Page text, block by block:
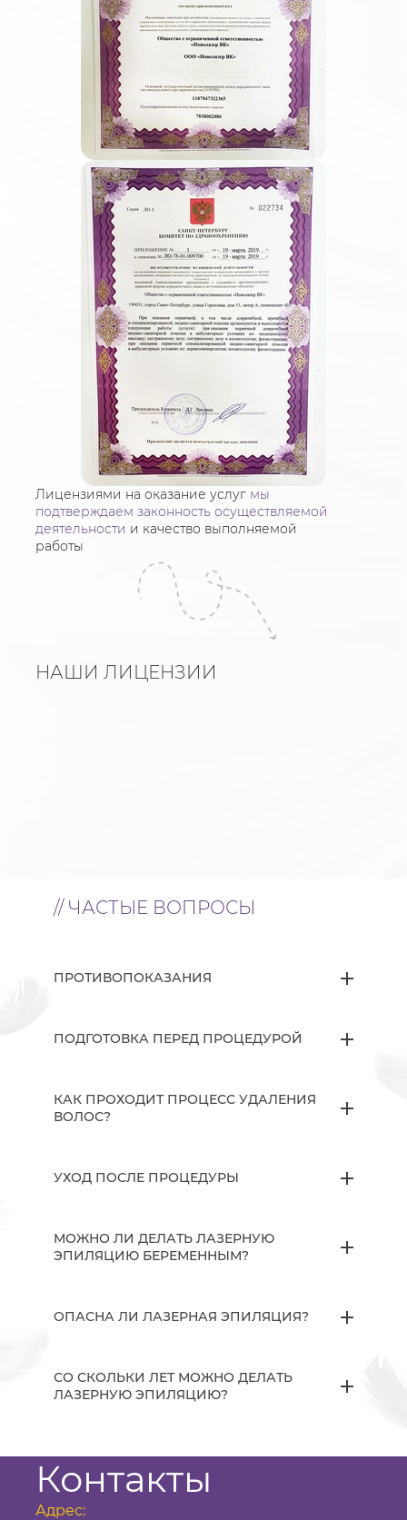
Лицензиями на оказание услуг мы
подтверждаем законность осуществляемой
деятельности и качество выполняемой
работы
НАШИ ЛИЦЕНЗИИ
// ЧАСТЫЕ ВОПРОСЫ
ПРОТИВОПОКАЗАНИЯ
ПОДГОТОВКА ПЕРЕД ПРОЦЕДУРОЙ
КАК ПРОХОДИТ ПРОЦЕСС УДАЛЕНИЯ
ВОЛОС?
УХОД ПОСЛЕ ПРОЦЕДУРЫ
МОЖНО ЛИ ДЕЛАТЬ ЛАЗЕРНУЮ
ЭПИЛЯЦИЮ БЕРЕМЕННЫМ?
ОПАСНА ЛИ ЛАЗЕРНАЯ ЭПИЛЯЦИЯ?
СО СКОЛЬКИ ЛЕТ МОЖНО ДЕЛАТЬ
ЛАЗЕРНУЮ ЭПИЛЯЦИЮ?
Контакты
Адрес: